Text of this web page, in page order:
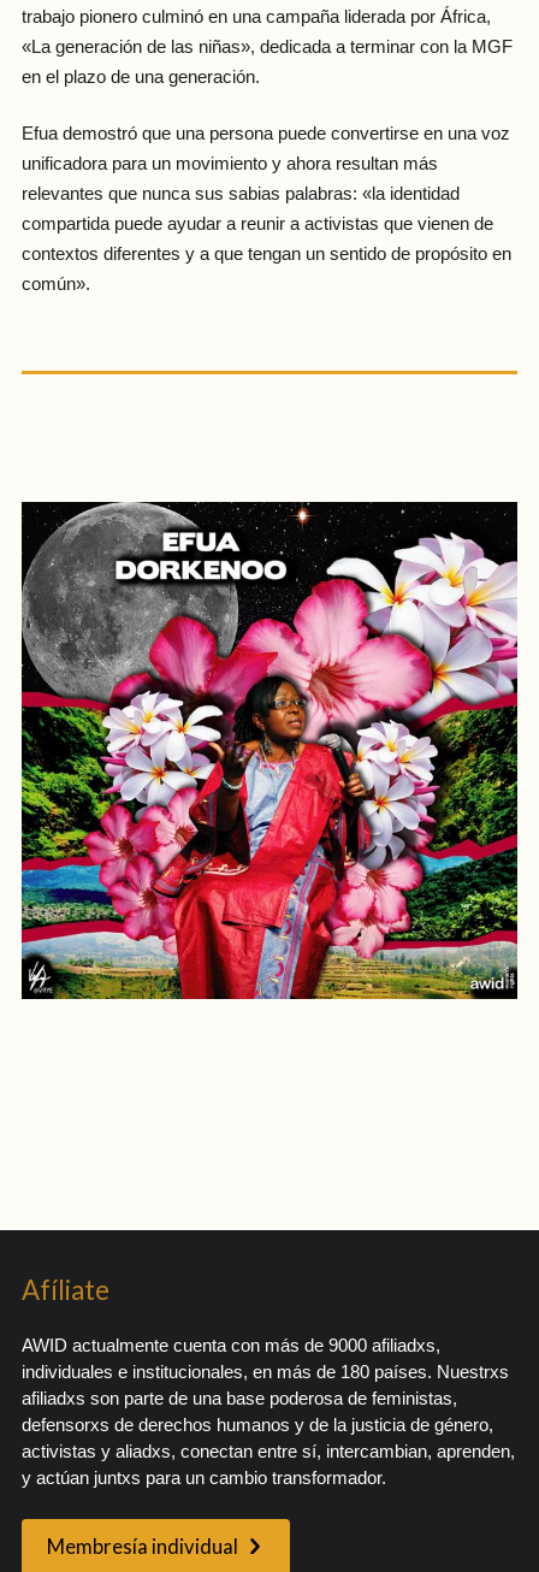
trabajo pionero culminó en una campaña liderada por África,
«La generación de las niñas», dedicada a terminar con la MGF
en el plazo de una generación.
Efua demostró que una persona puede convertirse en una voz
unificadora para un movimiento y ahora resultan más
relevantes que nunca sus sabias palabras: «la identidad
compartida puede ayudar a reunir a activistas que vienen de
contextos diferentes y a que tengan un sentido de propósito en
común».
Afíliate
AWID actualmente cuenta con más de 9000 afiliadxs,
individuales e institucionales, en más de 180 países. Nuestrxs
afiliadxs son parte de una base poderosa de feministas,
defensorxs de derechos humanos y de la justicia de género,
activistas y aliadxs, conectan entre sí, intercambian, aprenden,
y actúan juntxs para un cambio transformador.
Membresía individual